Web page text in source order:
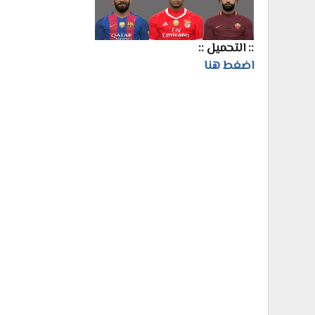
:: التحميل ::
اضغط هنا